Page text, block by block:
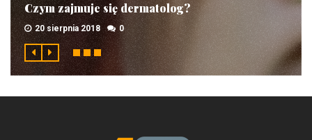
Czym zajmuje się dermatolog?
20 sierpnia 2018 0